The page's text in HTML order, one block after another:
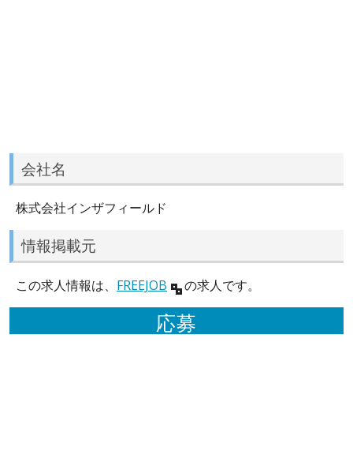
会社名
株式会社インザフィールド
情報掲載元
この求人情報は、 FREEJOB の求人です。
応募